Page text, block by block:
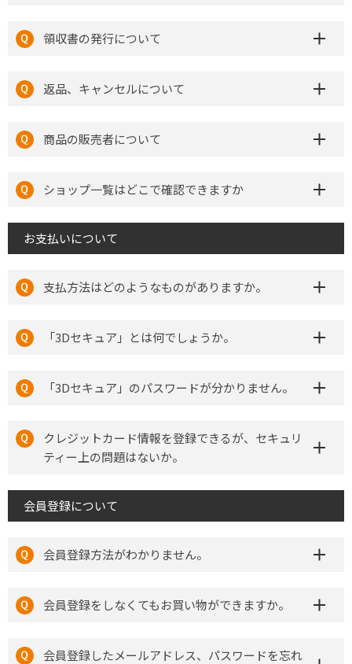
領収書の発行について
返品、キャンセルについて
商品の販売者について
ショップ一覧はどこで確認できますか
お支払いについて
支払方法はどのようなものがありますか。
「3Dセキュア」とは何でしょうか。
「3Dセキュア」のパスワードが分かりません。
クレジットカード情報を登録できるが、セキュリ
ティー上の問題はないか。
会員登録について
会員登録方法がわかりません。
会員登録をしなくてもお買い物ができますか。
会員登録したメールアドレス、パスワードを忘れ